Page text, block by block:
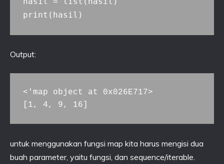
Output:
<'map object at 0x026E717>
[1, 4, 9, 16]
untuk menggunakan fungsi map kita harus mengisi dua
buah parameter, yaitu fungsi, dan sequence/iterable.